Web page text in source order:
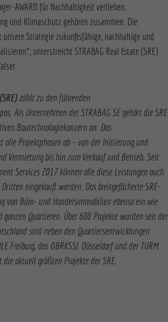
AWARD für Nachhaltigkeit verliehen.
und Klimaschutz gehören zusammen. Die
unsere Strategie zukunftsfähige, nachhaltige und
unterstreicht STRABAG Real Estate (SRE)
zählt zu den führenden
Als Unternehmen der STRABAG SE gehört die SRE
Bautechnologiekonzern an. Das
alle Projektphasen ab – von der Initiierung und
Vermietung bis hin zum Verkauf und Betrieb. Seit
Services 2017 können alle diese Leistungen auch
eingekauft werden. Das breitgefächerte SRE-
von Büro- und Handelsimmobilien ebenso ein wie
ganzen Quartieren. Über 600 Projekte wurden seit der
sind neben den Quartiersentwicklungen
Freiburg, das OBRKSSL Düsseldorf und der TURM
die aktuell größten Projekte der SRE.